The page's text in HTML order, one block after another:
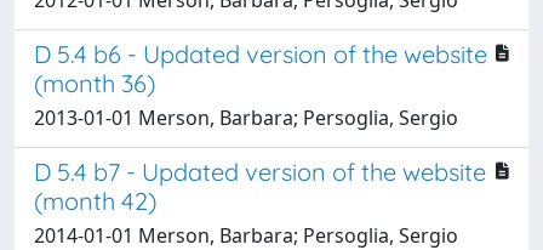
D 5.4 b6 - Updated version of the website
(month 36)
2013-01-01 Merson, Barbara; Persoglia, Sergio
D 5.4 b7 - Updated version of the website
(month 42)
2014-01-01 Merson, Barbara; Persoglia, Sergio